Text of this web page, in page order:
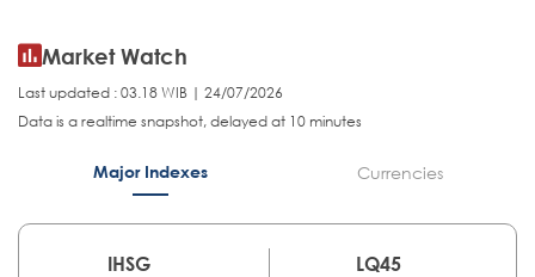
Market Watch
Last updated : 03.18 WIB | 24/07/2026
Data is a realtime snapshot, delayed at 10 minutes
Major Indexes Currencies
IHSG
LQ45